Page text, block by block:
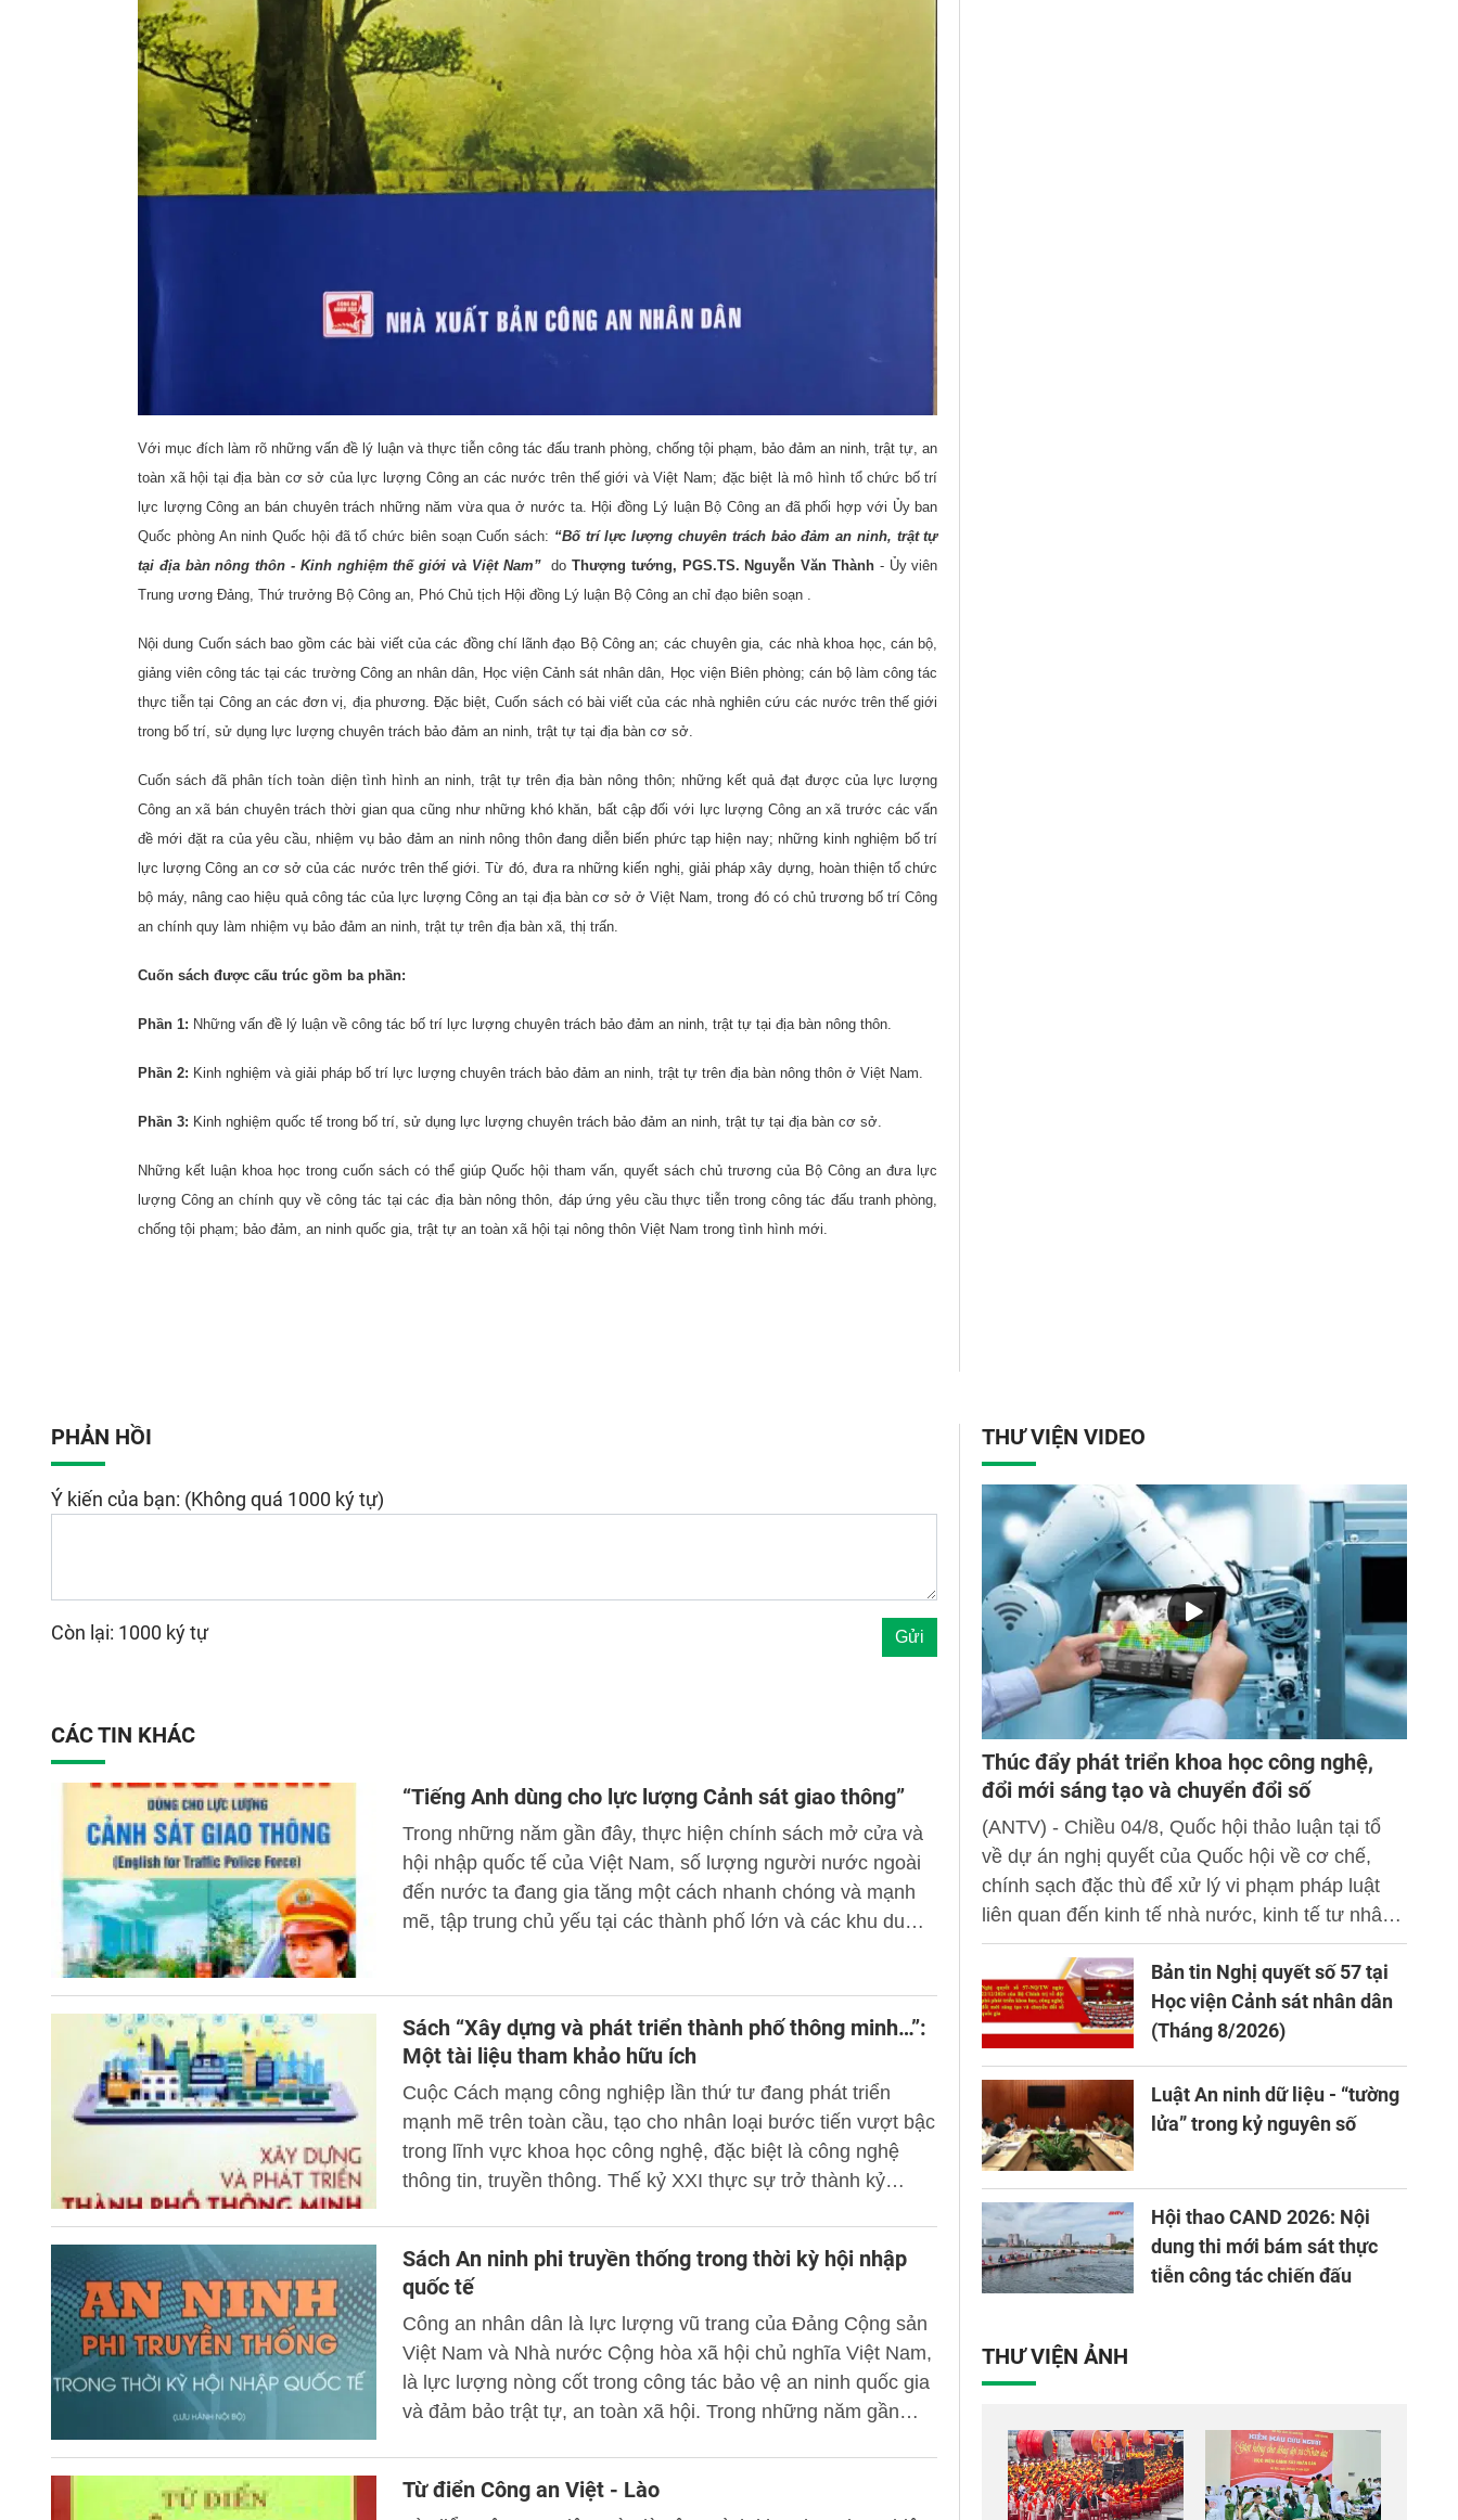
Với mục đích làm rõ những vấn đề lý luận và thực tiễn công tác đấu tranh phòng, chống tội phạm, bảo đảm an ninh, trật tự, an
toàn xã hội tại địa bàn cơ sở của lực lượng Công an các nước trên thế giới và Việt Nam; đặc biệt là mô hình tổ chức bố trí
lực lượng Công an bán chuyên trách những năm vừa qua ở nước ta. Hội đồng Lý luận Bộ Công an đã phối hợp với Ủy ban
Quốc phòng An ninh Quốc hội đã tổ chức biên soạn Cuốn sách: “Bố trí lực lượng chuyên trách bảo đảm an ninh, trật tự
tại địa bàn nông thôn - Kinh nghiệm thế giới và Việt Nam”do Thượng tướng, PGS.TS. Nguyễn Văn Thành- Ủy viên
Trung ương Đảng, Thứ trưởng Bộ Công an, Phó Chủ tịch Hội đồng Lý luận Bộ Công an chỉ đạo biên soạn .
Nội dung Cuốn sách bao gồm các bài viết của các đồng chí lãnh đạo Bộ Công an; các chuyên gia, các nhà khoa học, cán bộ,
giảng viên công tác tại các trường Công an nhân dân, Học viện Cảnh sát nhân dân, Học viện Biên phòng; cán bộ làm công tác
thực tiễn tại Công an các đơn vị, địa phương. Đặc biệt, Cuốn sách có bài viết của các nhà nghiên cứu các nước trên thế giới
trong bố trí, sử dụng lực lượng chuyên trách bảo đảm an ninh, trật tự tại địa bàn cơ sở.
Cuốn sách đã phân tích toàn diện tình hình an ninh, trật tự trên địa bàn nông thôn; những kết quả đạt được của lực lượng
Công an xã bán chuyên trách thời gian qua cũng như những khó khăn, bất cập đối với lực lượng Công an xã trước các vấn
đề mới đặt ra của yêu cầu, nhiệm vụ bảo đảm an ninh nông thôn đang diễn biến phức tạp hiện nay; những kinh nghiệm bố trí
lực lượng Công an cơ sở của các nước trên thế giới. Từ đó, đưa ra những kiến nghị, giải pháp xây dựng, hoàn thiện tổ chức
bộ máy, nâng cao hiệu quả công tác của lực lượng Công an tại địa bàn cơ sở ở Việt Nam, trong đó có chủ trương bố trí Công
an chính quy làm nhiệm vụ bảo đảm an ninh, trật tự trên địa bàn xã, thị trấn.
Cuốn sách được cấu trúc gồm ba phần:
Phần 1: Những vấn đề lý luận về công tác bố trí lực lượng chuyên trách bảo đảm an ninh, trật tự tại địa bàn nông thôn.
Phần 2: Kinh nghiệm và giải pháp bố trí lực lượng chuyên trách bảo đảm an ninh, trật tự trên địa bàn nông thôn ở Việt Nam.
Phần 3: Kinh nghiệm quốc tế trong bố trí, sử dụng lực lượng chuyên trách bảo đảm an ninh, trật tự tại địa bàn cơ sở.
Những kết luận khoa học trong cuốn sách có thể giúp Quốc hội tham vấn, quyết sách chủ trương của Bộ Công an đưa lực
lượng Công an chính quy về công tác tại các địa bàn nông thôn, đáp ứng yêu cầu thực tiễn trong công tác đấu tranh phòng,
chống tội phạm; bảo đảm, an ninh quốc gia, trật tự an toàn xã hội tại nông thôn Việt Nam trong tình hình mới.
PHẢN HỒI
Ý kiến của bạn: (Không quá 1000 ký tự)
Còn lại: 1000 ký tự
CÁC TIN KHÁC
“Tiếng Anh dùng cho lực lượng Cảnh sát giao thông”
Trong những năm gần đây, thực hiện chính sách mở cửa và
hội nhập quốc tế của Việt Nam, số lượng người nước ngoài
đến nước ta đang gia tăng một cách nhanh chóng và mạnh
mẽ, tập trung chủ yếu tại các thành phố lớn và các khu du
Sách “Xây dựng và phát triển thành phố thông minh…”:
Một tài liệu tham khảo hữu ích
Cuộc Cách mạng công nghiệp lần thứ tư đang phát triển
mạnh mẽ trên toàn cầu, tạo cho nhân loại bước tiến vượt bậc
trong lĩnh vực khoa học công nghệ, đặc biệt là công nghệ
thông tin, truyền thông. Thế kỷ XXI thực sự trở thành kỷ
Sách An ninh phi truyền thống trong thời kỳ hội nhập
quốc tế
Công an nhân dân là lực lượng vũ trang của Đảng Cộng sản
Việt Nam và Nhà nước Cộng hòa xã hội chủ nghĩa Việt Nam,
là lực lượng nòng cốt trong công tác bảo vệ an ninh quốc gia
và đảm bảo trật tự, an toàn xã hội. Trong những năm gần
hướng Xã hội chủ nghĩa thì công cuộc xây dựng và bảo vệ
Từ điển Công an Việt - Lào
THƯ VIỆN VIDEO
Thúc đẩy phát triển khoa học công nghệ,
đổi mới sáng tạo và chuyển đổi số
(ANTV) - Chiều 04/8, Quốc hội thảo luận tại tổ
về dự án nghị quyết của Quốc hội về cơ chế,
chính sạch đặc thù để xử lý vi phạm pháp luật
liên quan đến kinh tế nhà nước, kinh tế tư nhân
và ứng dụng khoa học công nghệ, đổi mới sáng
tạo và chuyển đổi số.Bản tin Nghị quyết số 57 tại
Học viện Cảnh sát nhân dân
(Tháng 8/2026)
Luật An ninh dữ liệu - “tường
lửa” trong kỷ nguyên số
Hội thao CAND 2026: Nội
dung thi mới bám sát thực
tiễn công tác chiến đấu
THƯ VIỆN ẢNH